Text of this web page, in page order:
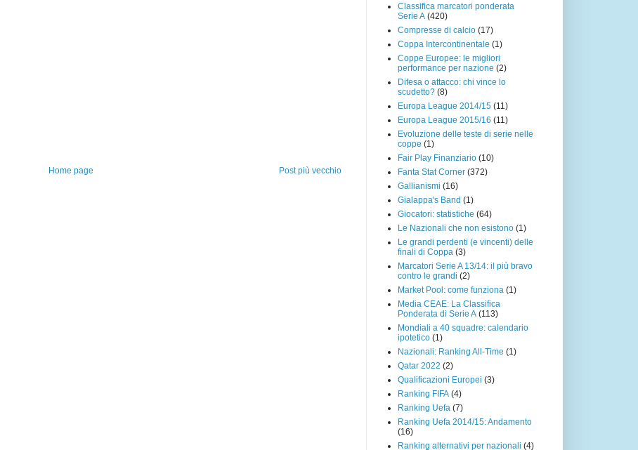
Post più vecchio
Home page
Classifica marcatori ponderata
Serie A (420)
Compresse di calcio (17)
Coppa Intercontinentale (1)
Coppe Europee: le migliori
performance per nazione (2)
Difesa o attacco: chi vince lo
scudetto? (8)
Europa League 2014/15 (11)
Europa League 2015/16 (11)
Evoluzione delle teste di serie nelle
coppe (1)
Fair Play Finanziario (10)
Fanta Stat Corner (372)
Gallianismi (16)
Gialappa's Band (1)
Giocatori: statistiche (64)
Le Nazionali che non esistono (1)
Le grandi perdenti (e vincenti) delle
finali di Coppa (3)
Marcatori Serie A 13/14: il più bravo
contro le grandi (2)
Market Pool: come funziona (1)
Media CEAE: La Classifica
Ponderata di Serie A (113)
Mondiali a 40 squadre: calendario
ipotetico (1)
Nazionali: Ranking All-Time (1)
Qatar 2022 (2)
Qualificazioni Europei (3)
Ranking FIFA (4)
Ranking Uefa (7)
Ranking Uefa 2014/15: Andamento
(16)
Ranking alternativi per nazionali (4)